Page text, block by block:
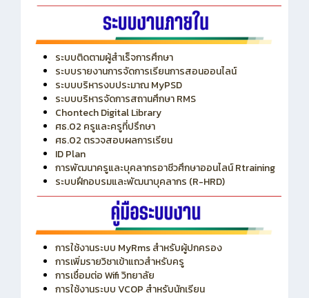
ระบบติดตามผู้สำเร็จการศึกษา
ระบบรายงานการจัดการเรียนการสอนออนไลน์
ระบบบริหารงบประมาณ MyPSD
ระบบบริหารจัดการสถานศึกษา RMS
Chontech Digital Library
ศธ.02 ครูและครูที่ปรึกษา
ศธ.02 ตรวจสอบผลการเรียน
ID Plan
การพัฒนาครูและบุคลากรอาชีวศึกษาออนไลน์ Rtraining
ระบบฝึกอบรมและพัฒนาบุคลากร (R-HRD)
การใช้งานระบบ MyRms สำหรับผู้ปกครอง
การเพิ่มรายวิชาเข้าแถวสำหรับครู
การเชื่อมต่อ Wifi วิทยาลัย
การใช้งานระบบ VCOP สำหรับนักเรียน